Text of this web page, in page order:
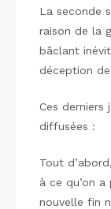
La seconde
raison de la
bâclant
déception
Ces derniers
diffusées :
Tout
à ce qu’on
nouvelle fin